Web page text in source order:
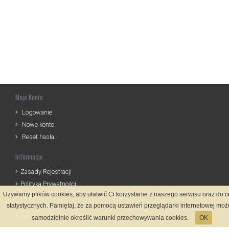
Moje Konto
Logowanie
Nowe konto
Reset hasła
Informacje
Zasady Rejestracji
Polityka Prywatności
Kontakt
Używamy plików cookies, aby ułatwić Ci korzystanie z naszego serwisu oraz do
statystycznych. Pamiętaj, że za pomocą ustawień przeglądarki internetowej
samodzielnie określić warunki przechowywania cookies.
OK